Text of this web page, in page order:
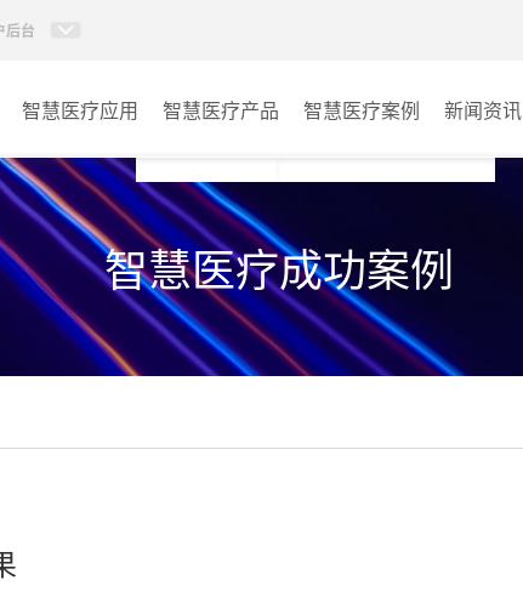
后台
智慧医疗应用 智慧医疗产品
病房视讯系统
AI智慧导医分诊系统
AI智慧手术对讲系统
AI智慧ICU探视系统
智慧医疗案例
门诊
会议室
其它
新闻资讯
智慧医疗成功案例